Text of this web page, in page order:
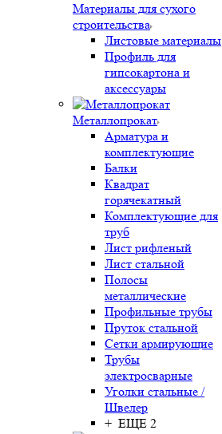
Материалы для сухого
строительства
Листовые материалы
Профиль для
гипсокартона и
аксессуары
Металлопрокат
Арматура и
комплектующие
Балки
Квадрат
горячекатный
Комплектующие для
труб
Лист рифленый
Лист стальной
Полосы
металлические
Профильные трубы
Пруток стальной
Сетки армирующие
Трубы
электросварные
Уголки стальные /
Швелер
+ ЕЩЕ 2